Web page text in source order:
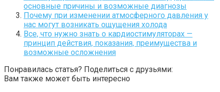
основные причины и возможные диагнозы
Почему при изменении атмосферного давления у
нас могут возникать ощущения холода
Все, что нужно знать о кардиостимуляторах —
принцип действия, показания, преимущества и
возможные осложнения
Понравилась статья? Поделиться с друзьями:
Вам также может быть интересно